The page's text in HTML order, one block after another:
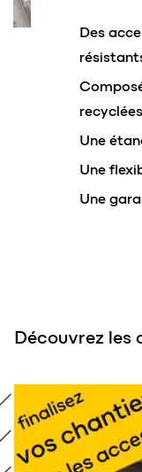
Des
recyclées
Une
Une
Une
Découvrez les
Découvrez les